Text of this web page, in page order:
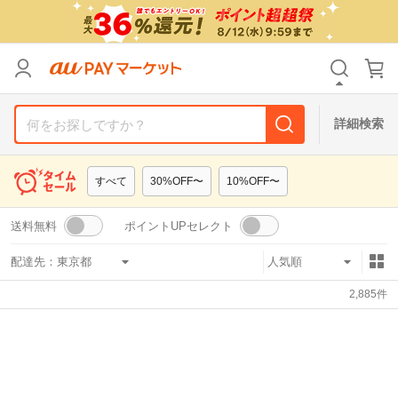
詳細検索
すべて 30%OFF〜 10%OFF〜
送料無料 ポイントUPセレクト
配達先：
2,885件
カテゴリ すべて
すべて
支払い方法 すべて
その他の条件
送料無料 タイムセール
Pontaパス特典対象すべて ポイントUPセレクトのみ
カテゴリ すべて
すべて
支払い方法 すべて
その他の条件
送料無料 タイムセール
Pontaパス特典対象すべて ポイントUPセレクトのみ